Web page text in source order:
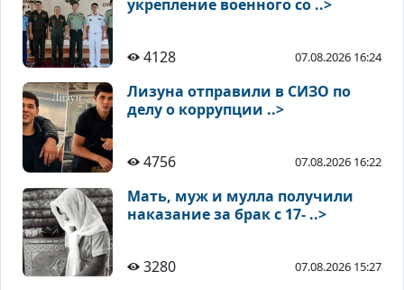
укрепление военного со ..>
4128 07.08.2026 16:24
Лизуна отправили в СИЗО по
делу о коррупции ..>
4756 07.08.2026 16:22
Мать, муж и мулла получили
наказание за брак с 17- ..>
3280 07.08.2026 15:27